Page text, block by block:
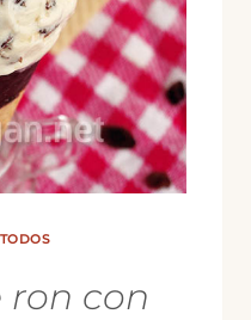
TODOS
ron con